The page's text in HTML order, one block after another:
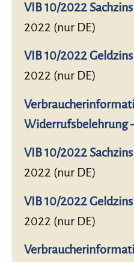
VIB 10/2022
2022 (nur DE)
VIB 10/2022 Geldzins
2022 (nur DE)
Widerrufsbelehrung
VIB 10/2022
2022 (nur DE)
VIB 10/2022 Geldzins
2022 (nur DE)